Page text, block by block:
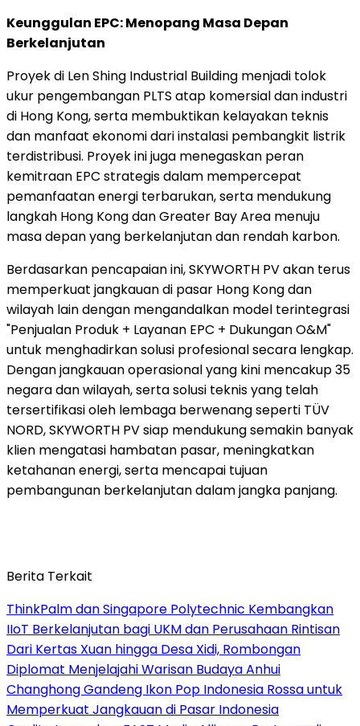
Keunggulan EPC: Menopang Masa Depan
Berkelanjutan
Proyek di Len Shing Industrial Building menjadi tolok
ukur pengembangan PLTS atap komersial dan industri
di Hong Kong, serta membuktikan kelayakan teknis
dan manfaat ekonomi dari instalasi pembangkit listrik
terdistribusi. Proyek ini juga menegaskan peran
kemitraan EPC strategis dalam mempercepat
pemanfaatan energi terbarukan, serta mendukung
langkah Hong Kong dan Greater Bay Area menuju
masa depan yang berkelanjutan dan rendah karbon.
Berdasarkan pencapaian ini, SKYWORTH PV akan terus
memperkuat jangkauan di pasar Hong Kong dan
wilayah lain dengan mengandalkan model terintegrasi
"Penjualan Produk + Layanan EPC + Dukungan O&M"
untuk menghadirkan solusi profesional secara lengkap.
Dengan jangkauan operasional yang kini mencakup 35
negara dan wilayah, serta solusi teknis yang telah
tersertifikasi oleh lembaga berwenang seperti TÜV
NORD, SKYWORTH PV siap mendukung semakin banyak
klien mengatasi hambatan pasar, meningkatkan
ketahanan energi, serta mencapai tujuan
pembangunan berkelanjutan dalam jangka panjang.
Berita Terkait
ThinkPalm dan Singapore Polytechnic Kembangkan
IIoT Berkelanjutan bagi UKM dan Perusahaan Rintisan
Dari Kertas Xuan hingga Desa Xidi, Rombongan
Diplomat Menjelajahi Warisan Budaya Anhui
Changhong Gandeng Ikon Pop Indonesia Rossa untuk
Memperkuat Jangkauan di Pasar Indonesia